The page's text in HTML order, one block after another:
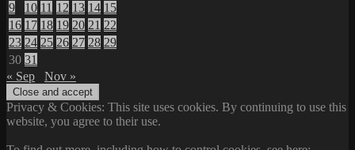
9
10 11 12 13 14 15
16 17 18 19 20 21 22
23 24 25 26 27 28 29
30 31
« Sep
Nov »
Privacy & Cookies: This site uses cookies. By continuing to use this
website, you agree to their use.